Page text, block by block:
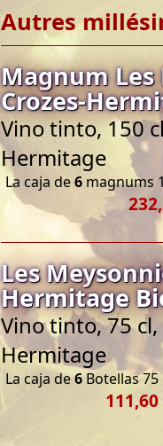
Autres
Magnum Les
Crozes-
Vino tinto, 150
Hermitage
La caja de6 magnums
Les
Hermitage
Vino tinto, 75 cl,
Hermitage
La caja de6 Botellas 75
111,60